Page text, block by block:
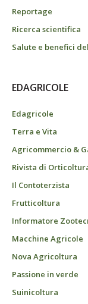
Reportage
Ricerca scientifica
Salute e benefici
EDAGRICOLE
Edagricole
Terra e Vita
Agricommercio &
Rivista di
Il Contoterzista
Frutticoltura
Informatore
Macchine Agricole
Nova Agricoltura
Passione in verde
Suinicoltura